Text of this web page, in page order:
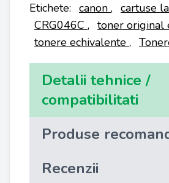
Etichete: canon , cartuse
CRG046C , toner original
tonere echivalente ,
Detalii tehnice /
compatibilitati
Produse
Recenzii